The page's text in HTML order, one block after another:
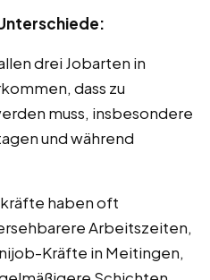
drei Jobarten in
dass zu
muss, insbesondere
und während
haben oft
Arbeitszeiten,
Kräfte in Meitingen,